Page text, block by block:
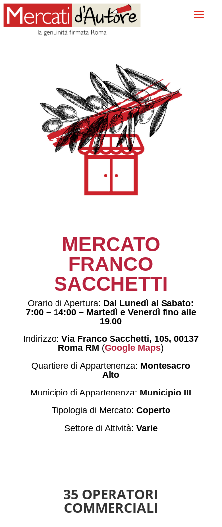
MERCATO
FRANCO
SACCHETTI
Orario di Apertura: Dal Lunedì al Sabato:
7:00 – 14:00 – Martedì e Venerdì fino alle
19.00
Indirizzo: Via Franco Sacchetti, 105, 00137
Roma RM (Google Maps)
Quartiere di Appartenenza: Montesacro
Alto
Municipio di Appartenenza: Municipio III
Tipologia di Mercato: Coperto
Settore di Attività: Varie
35 OPERATORI
COMMERCIALI